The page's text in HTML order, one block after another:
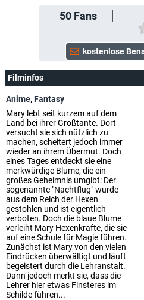
50Fans
Filminfos
Anime,Fantasy
Mary lebt seit kurzem auf dem
Land bei ihrer Großtante. Dort
versucht sie sich nützlich zu
machen, scheitert jedoch immer
wieder an ihrem Übermut. Doch
eines Tages entdeckt sie eine
merkwürdige Blume, die ein
großes Geheimnis umgibt: Der
sogenannte "Nachtflug" wurde
aus dem Reich der Hexen
gestohlen und ist eigentlich
verboten. Doch die blaue Blume
verleiht Mary Hexenkräfte, die sie
auf eine Schule für Magie führen.
Zunächst ist Mary von den vielen
Eindrücken überwältigt und läuft
begeistert durch die Lehranstalt.
Dann jedoch merkt sie, dass die
Lehrer hier etwas Finsteres im
Schilde führen...